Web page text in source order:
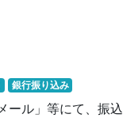
銀行振り込み
ール」等にて、振込